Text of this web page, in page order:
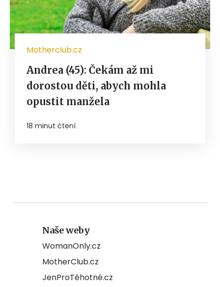
Motherclub.cz
Andrea (45): Čekám až mi
dorostou děti, abych mohla
opustit manžela
18 minut čtení
Naše weby
WomanOnly.cz
MotherClub.cz
JenProTěhotné.cz